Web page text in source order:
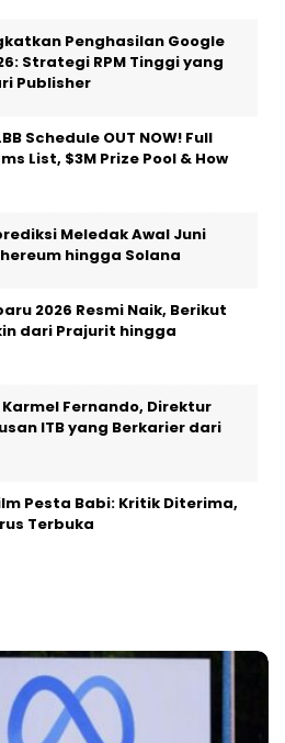
Penghasilan Google
Strategi RPM Tinggi yang
Publisher
Schedule OUT NOW! Full
List, $3M Prize Pool & How
Meledak Awal Juni
hingga Solana
2026 Resmi Naik, Berikut
dari Prajurit hingga
Fernando, Direktur
ITB yang Berkarier dari
Pesta Babi: Kritik Diterima,
Terbuka